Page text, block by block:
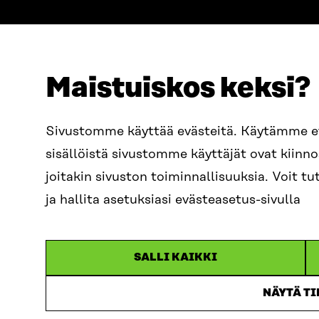
Maistuiskos keksi?
Sivustomme käyttää evästeitä. Käytämme
sisällöistä sivustomme käyttäjät ovat
joitakin sivuston toiminnallisuuksia. Voit
ja hallita asetuksiasi evästeasetus-sivulla
SALLI KAIKKI
NÄYTÄ
Östersjögatan 11–13, PB 160,
00181 Helsingfors
Ankomstinstruktioner
FÖRETAGS-ID
0202132-3
+358
E-POST